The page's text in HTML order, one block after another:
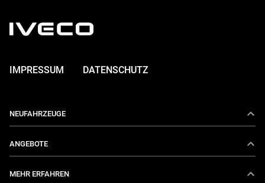
IMPRESSUM DATENSCHUTZ
NEUFAHRZEUGE
Daily
ANGEBOTE
Aktionen
MEHR ERFAHREN